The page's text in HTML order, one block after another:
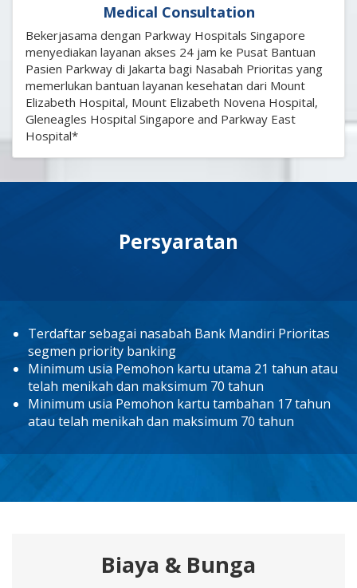
Medical Consultation
Bekerjasama dengan Parkway Hospitals Singapore
menyediakan layanan akses 24 jam ke Pusat Bantuan
Pasien Parkway di Jakarta bagi Nasabah Prioritas yang
memerlukan bantuan layanan kesehatan dari Mount
Elizabeth Hospital, Mount Elizabeth Novena Hospital,
Gleneagles Hospital Singapore and Parkway East
Hospital*
Persyaratan
Terdaftar sebagai nasabah Bank Mandiri Prioritas
segmen priority banking
Minimum usia Pemohon kartu utama 21 tahun atau
telah menikah dan maksimum 70 tahun
Minimum usia Pemohon kartu tambahan 17 tahun
atau telah menikah dan maksimum 70 tahun
Biaya & Bunga